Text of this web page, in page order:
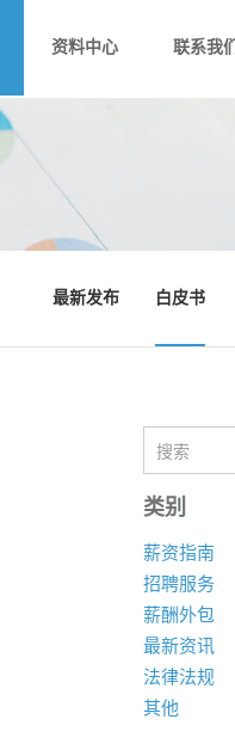
资料中心 联系我们
最新发布 白皮书
类别
薪资指南
招聘服务
薪酬外包
最新资讯
法律法规
其他